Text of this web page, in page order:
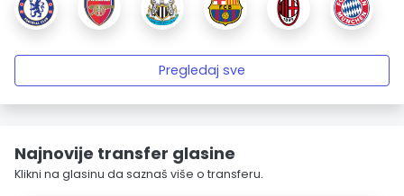
Pregledaj sve
Najnovije transfer glasine
Klikni na glasinu da saznaš više o transferu.